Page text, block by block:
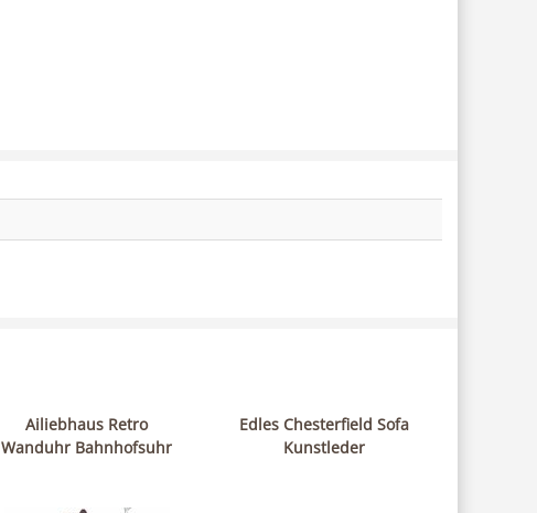
Ailiebhaus Retro
Wanduhr Bahnhofsuhr
Edles Chesterfield Sofa
Kunstleder